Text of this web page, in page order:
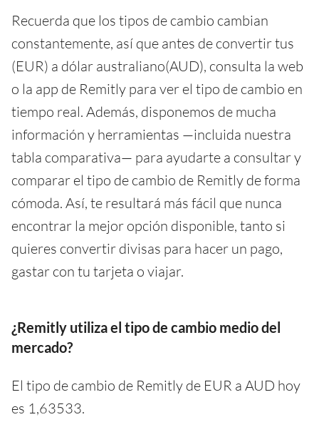
Recuerda que los tipos de cambio cambian
constantemente, así que antes de convertir tus
(EUR) a dólar australiano(AUD), consulta la web
o la app de Remitly para ver el tipo de cambio en
tiempo real. Además, disponemos de mucha
información y herramientas —incluida nuestra
tabla comparativa— para ayudarte a consultar y
comparar el tipo de cambio de Remitly de forma
cómoda. Así, te resultará más fácil que nunca
encontrar la mejor opción disponible, tanto si
quieres convertir divisas para hacer un pago,
gastar con tu tarjeta o viajar.
¿Remitly utiliza el tipo de cambio medio del
mercado?
El tipo de cambio de Remitly de EUR a AUD hoy
es 1,63533.